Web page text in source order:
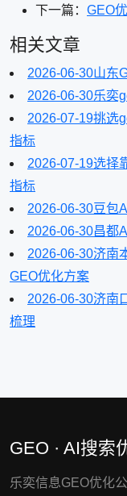
下一篇： GEO
相关文章
2026-06-30山东
2026-06-30乐奕
2026-07-19挑选
指标
2026-07-19选择
指标
2026-06-30豆包
2026-06-30昌都
2026-06-30济南
GEO优化方案
2026-06-30济南
梳理
GEO · AI搜索
乐奕信息GEO优化